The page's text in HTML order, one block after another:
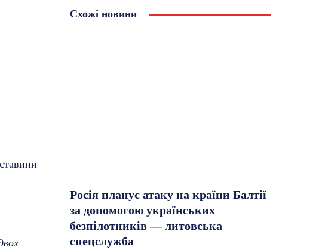
Схожі новини
Росія планує атаку на країни Балтії
за допомогою українських
безпілотників — литовська
спецслужба